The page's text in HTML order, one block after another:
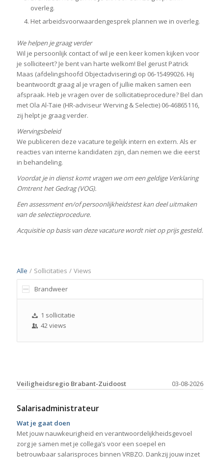
overleg.
Het arbeidsvoorwaardengesprek plannen we in overleg.
We helpen je graag verder
Wil je persoonlijk contact of wil je een keer komen kijken voor
je solliciteert? Je bent van harte welkom! Bel gerust Patrick
Maas (afdelingshoofd Objectadvisering) op 06-15499026. Hij
beantwoordt graag al je vragen of jullie maken samen een
afspraak. Heb je vragen over de sollicitatieprocedure? Bel dan
met Ola Al-Taie (HR-adviseur Werving & Selectie) 06-46865116,
zij helpt je graag verder.
Wervingsbeleid
We publiceren deze vacature tegelijk intern en extern. Als er
reacties van interne kandidaten zijn, dan nemen we die eerst
in behandeling.
Voordat je in dienst komt vragen we om een geldige Verklaring
Omtrent het Gedrag (VOG).
Een assessment en/of persoonlijkheidstest kan deel uitmaken
van de selectieprocedure.
Acquisitie op basis van deze vacature wordt niet op prijs gesteld.
Alle / Sollicitaties / Views
Brandweer
1 sollicitatie
42 views
03-08-2026
Veiligheidsregio Brabant-Zuidoost
Salarisadministrateur
Wat je gaat doen
Met jouw nauwkeurigheid en verantwoordelijkheidsgevoel
zorg je samen met je collega’s voor een soepel en
betrouwbaar salarisproces binnen VRBZO. Dankzij jouw inzet